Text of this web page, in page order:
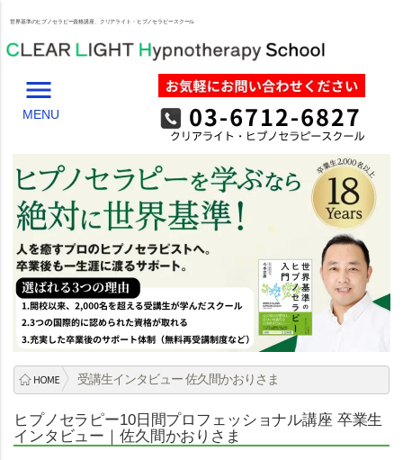
世界基準のヒプノセラピー資格講座、クリアライト・ヒプノセラピースクール
menu
MENU
受講生インタビュー 佐久間かおりさま
ヒプノセラピー10日間プロフェッショナル講座 卒業生
インタビュー｜佐久間かおりさま